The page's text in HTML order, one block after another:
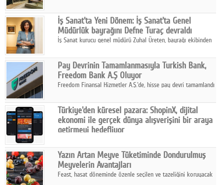
katmanlı bir aile hikâyesi anlatıyor.
İş Sanat'ta Yeni Dönem: İş Sanat'ta Genel
Müdürlük bayrağını Defne Turaç devraldı
İş Sanat kurucu genel müdürü Zuhal Üreten, bayrağı ekibinden
Pay Devrinin Tamamlanmasıyla Turkish Bank,
Freedom Bank A.Ş Oluyor
Freedom Finansal Hizmetler A.Ş.'de, hisse pay devri tamamlandı
Turkish Bank'ın ticaret unvanının “Freedom Bank A.Ş.” olmasına
karar verildi.
Türkiye'den küresel pazara: ShopinX, dijital
ekonomi ile gerçek dünya alışverişini bir araya
getirmeyi hedefliyor
ekonomi ile gerçek dünya alışveriş deneyimi arasında köprü
kurmayı hedefleyen vizyonuyla uluslararası pazarlara açılıyor.
Yazın Artan Meyve Tüketiminde Dondurulmuş
Meyvelerin Avantajları
Feast, hasat döneminde özenle seçilen ve tazeliğini koruyacak